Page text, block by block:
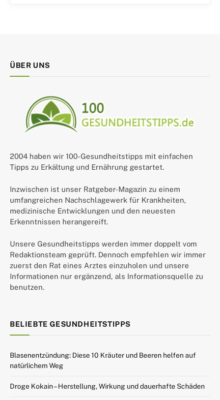
ÜBER UNS
2004 haben wir 100-Gesundheitstipps mit einfachen
Tipps zu Erkältung und Ernährung gestartet.
Inzwischen ist unser Ratgeber-Magazin zu einem
umfangreichen Nachschlagewerk für Krankheiten,
medizinische Entwicklungen und den neuesten
Erkenntnissen herangereift.
Unsere Gesundheitstipps werden immer doppelt vom
Redaktionsteam geprüft. Dennoch empfehlen wir immer
zuerst den Rat eines Arztes einzuholen und unsere
Informationen nur ergänzend, als Informationsquelle zu
benutzen.
BELIEBTE GESUNDHEITSTIPPS
Blasenentzündung: Diese 10 Kräuter und Beeren helfen auf
natürlichem Weg
Droge Kokain – Herstellung, Wirkung und dauerhafte Schäden